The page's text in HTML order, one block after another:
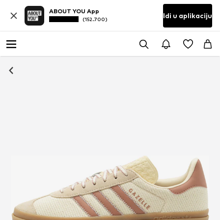
ABOUT YOU App
(152.700) Idi u aplikaciju